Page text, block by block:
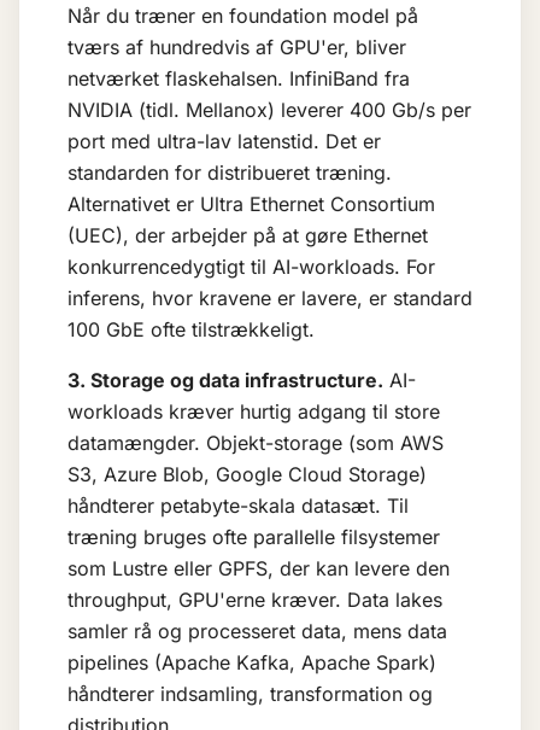
Når du træner en foundation model på
tværs af hundredvis af GPU'er, bliver
netværket flaskehalsen. InfiniBand fra
NVIDIA (tidl. Mellanox) leverer 400 Gb/s per
port med ultra-lav latenstid. Det er
standarden for distribueret træning.
Alternativet er Ultra Ethernet Consortium
(UEC), der arbejder på at gøre Ethernet
konkurrencedygtigt til AI-workloads. For
inferens, hvor kravene er lavere, er standard
100 GbE ofte tilstrækkeligt.
3. Storage og data infrastructure. AI-
workloads kræver hurtig adgang til store
datamængder. Objekt-storage (som AWS
S3, Azure Blob, Google Cloud Storage)
håndterer petabyte-skala datasæt. Til
træning bruges ofte parallelle filsystemer
som Lustre eller GPFS, der kan levere den
throughput, GPU'erne kræver. Data lakes
samler rå og processeret data, mens data
pipelines (Apache Kafka, Apache Spark)
håndterer indsamling, transformation og
distribution.